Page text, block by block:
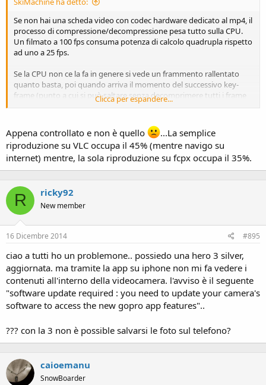
Se non hai una scheda video con codec hardware dedicato al mp4, il
processo di compressione/decompressione pesa tutto sulla CPU.
Un filmato a 100 fps consuma potenza di calcolo quadrupla rispetto
ad uno a 25 fps.
Se la CPU non ce la fa in genere si vede un frammento rallentato
quanto basta, poi quando arriva il momento del successivo key-
frame (punto a cui si può saltare senza decomprimere tutti i frame
in mezzo) c'è un salto nel video. Da quanto scrivi parrebbe che il tuo
Prova ad aprire il gestore prestazioni di Windows (CTRL-ALT-DEL ,
"Avvia Gestione Attività" e poi linguetta "Prestazioni") e verifica il
grado di saturazione della CPU mentre riproduci filmati simili come
contenuto e risoluzione ma di diverso frame-rate.
Se a 85 fps saturi la CPU... hai spiegato tutto.
Prova anche player diversi e/o codec diversi. Ad es. per mia
esperienza VLC è meno efficiente di Media Player Classic.
Clicca per espandere...
Appena controllato e non è quello
...La semplice
riproduzione su VLC occupa il 45% (mentre navigo su
internet) mentre, la sola riproduzione su fcpx occupa il 35%.
R ricky92
New member
16 Dicembre 2014 #895
ciao a tutti ho un problemone.. possiedo una hero 3 silver,
aggiornata. ma tramite la app su iphone non mi fa vedere i
contenuti all'interno della videocamera. l'avviso è il seguente
"software update required : you need to update your camera's
software to access the new gopro app features"..
??? con la 3 non è possible salvarsi le foto sul telefono?
caioemanu
SnowBoarder